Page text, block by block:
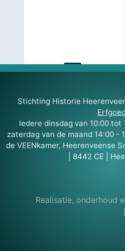
Stichting Historie
Erfgoed
Iedere dinsdag van 10:00 tot
zaterdag van de maand 14:00 -
de VEENkamer, Heerenveense
| 8442 CE |
Realisatie, onderhoud